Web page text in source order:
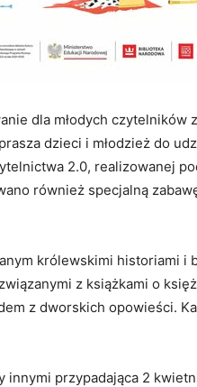
dla młodych czytelników
dzieci i młodzież do
2.0, realizowanej
również specjalną
królewskimi historiami i
z książkami o
z dworskich opowieści.
innymi przypadająca 2